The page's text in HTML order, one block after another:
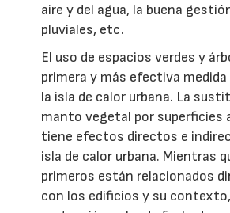
aire y del agua, la buena
pluviales, etc.
El uso de espacios verdes y
primera y más efectiva medida
la isla de calor urbana. La
manto vegetal por superficies
tiene efectos directos e
isla de calor urbana. Mientras
primeros están relacionados
con los edificios y su